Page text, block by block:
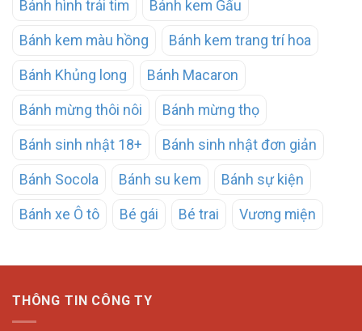
Bánh hình trái tim Bánh kem Gấu
Bánh kem màu hồng Bánh kem trang trí hoa
Bánh Khủng long Bánh Macaron
Bánh mừng thôi nôi Bánh mừng thọ
Bánh sinh nhật 18+ Bánh sinh nhật đơn giản
Bánh Socola Bánh su kem Bánh sự kiện
Bánh xe Ô tô Bé gái Bé trai Vương miện
THÔNG TIN CÔNG TY